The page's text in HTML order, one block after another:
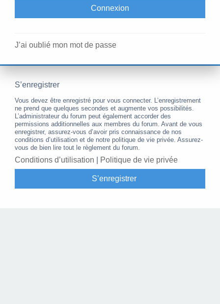
J’ai oublié mon mot de passe
S’enregistrer
Vous devez être enregistré pour vous connecter. L’enregistrement
ne prend que quelques secondes et augmente vos possibilités.
L’administrateur du forum peut également accorder des
permissions additionnelles aux membres du forum. Avant de vous
enregistrer, assurez-vous d’avoir pris connaissance de nos
conditions d’utilisation et de notre politique de vie privée. Assurez-
vous de bien lire tout le règlement du forum.
Conditions d’utilisation Politique de vie privée
S’enregistrer